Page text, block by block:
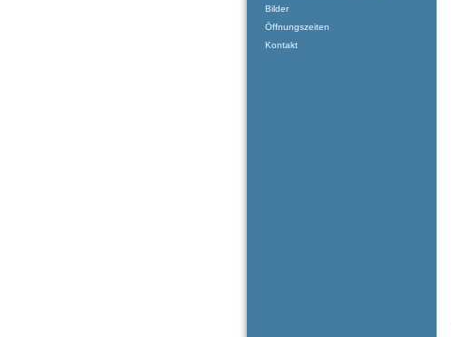
Bilder
Öffnungszeiten
Kontakt